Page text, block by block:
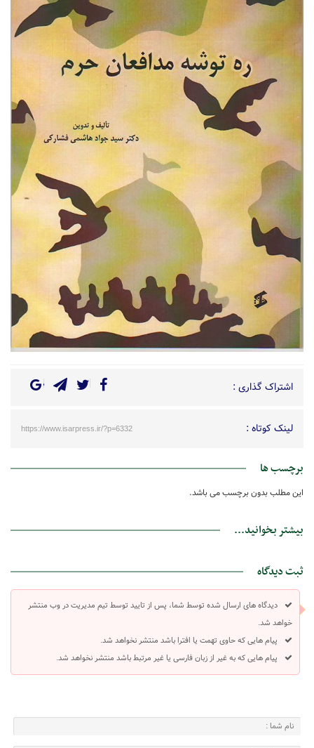
اشتراک گذاری :
لینک کوتاه : https://www.isarpress.ir/?p=6332
برچسب ها
این مطلب بدون برچسب می باشد.
بیشتر بخوانید...
ثبت دیدگاه
دیدگاه های ارسال شده توسط شما، پس از تایید توسط تیم مدیریت در وب منتشر
خواهد شد.
پیام هایی که حاوی تهمت یا افترا باشد منتشر نخواهد شد.
پیام هایی که به غیر از زبان فارسی یا غیر مرتبط باشد منتشر نخواهد شد.